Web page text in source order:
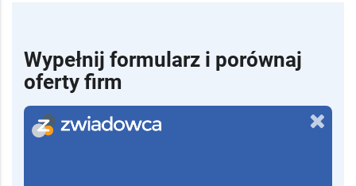
Wypełnij formularz i porównaj
oferty firm